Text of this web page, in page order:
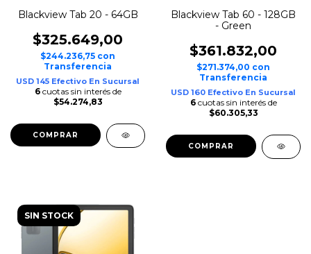
Blackview Tab 20 - 64GB
$325.649,00
$244.236,75 con
Transferencia
USD 145 Efectivo En Sucursal
6 cuotas sin interés de
$54.274,83
Blackview Tab 60 - 128GB
- Green
$361.832,00
$271.374,00 con
Transferencia
USD 160 Efectivo En Sucursal
6 cuotas sin interés de
$60.305,33
SIN STOCK